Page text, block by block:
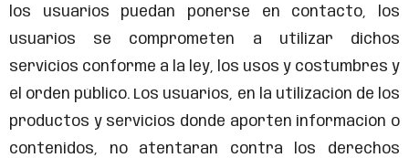
los usuarios puedan ponerse en contacto, los
usuarios se comprometen a utilizar dichos
servicios conforme a la ley, los usos y costumbres y
el orden público. Los usuarios, en la utilización de los
productos y servicios donde aporten información o
contenidos, no atentaran contra los derechos